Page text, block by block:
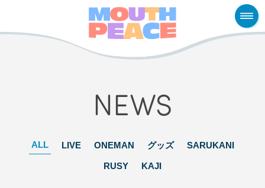
NEWS
ALL LIVE ONEMAN グッズ SARUKANI
RUSY KAJI